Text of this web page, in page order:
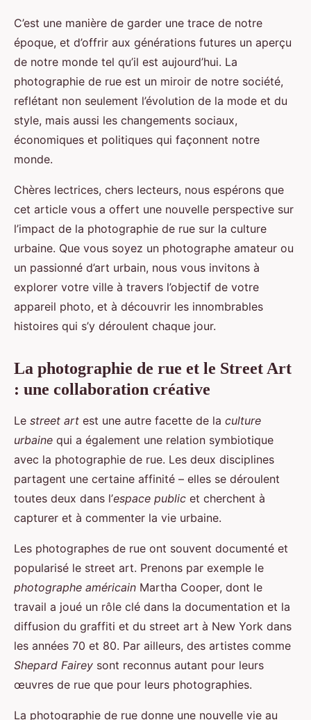
C’est une manière de garder une trace de notre
époque, et d’offrir aux générations futures un aperçu
de notre monde tel qu’il est aujourd’hui. La
photographie de rue est un miroir de notre société,
reflétant non seulement l’évolution de la mode et du
style, mais aussi les changements sociaux,
économiques et politiques qui façonnent notre
monde.
Chères lectrices, chers lecteurs, nous espérons que
cet article vous a offert une nouvelle perspective sur
l’impact de la photographie de rue sur la culture
urbaine. Que vous soyez un photographe amateur ou
un passionné d’art urbain, nous vous invitons à
explorer votre ville à travers l’objectif de votre
appareil photo, et à découvrir les innombrables
histoires qui s’y déroulent chaque jour.
La photographie de rue et le Street Art
: une collaboration créative
Le street art est une autre facette de la culture
urbaine qui a également une relation symbiotique
avec la photographie de rue. Les deux disciplines
partagent une certaine affinité – elles se déroulent
toutes deux dans l’espace public et cherchent à
capturer et à commenter la vie urbaine.
Les photographes de rue ont souvent documenté et
popularisé le street art. Prenons par exemple le
photographe américain Martha Cooper, dont le
travail a joué un rôle clé dans la documentation et la
diffusion du graffiti et du street art à New York dans
les années 70 et 80. Par ailleurs, des artistes comme
Shepard Fairey sont reconnus autant pour leurs
œuvres de rue que pour leurs photographies.
La photographie de rue donne une nouvelle vie au